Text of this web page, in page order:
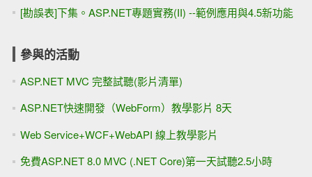
[勘誤表]下集。ASP.NET專題實務(II) --範例應用與4.5新功能
參與的活動
ASP.NET MVC 完整試聽(影片清單)
ASP.NET快速開發（WebForm）教學影片 8天
Web Service+WCF+WebAPI 線上教學影片
免費ASP.NET 8.0 MVC (.NET Core)第一天試聽2.5小時